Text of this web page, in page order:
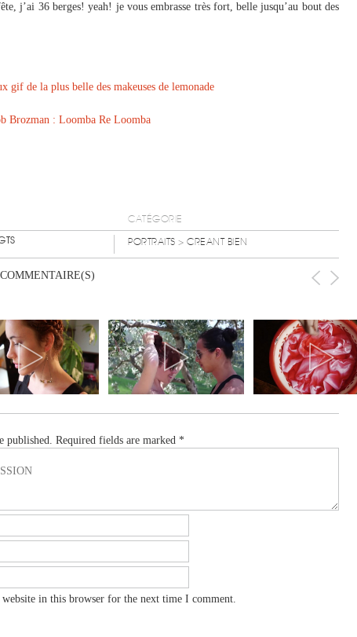
j’ai 36 berges! yeah! je vous embrasse très fort, belle jusqu’au bout des
gif de la plus belle des makeuses de lemonade
Brozman : Loomba Re Loomba
CATÉGORIE
PORTRAITS > CREANT BIEN
published. Required fields are marked *
website in this browser for the next time I comment.